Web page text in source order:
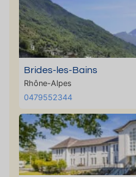
Brides-les-Bains
Rhône-Alpes
0479552344